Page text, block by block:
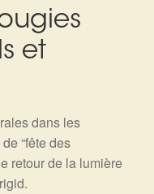
et
dans les
“fête des
retour de la lumière